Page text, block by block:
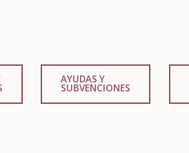
AYUDAS Y
SUBVENCIONES